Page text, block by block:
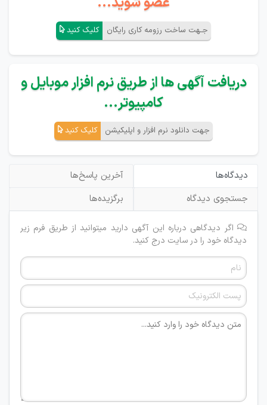
جـهت ساخت رزومه کاری رایگان کلیک کنید
دریافت آگهی ها از طریق نرم افزار موبایل و
کامپیوتر...
جهت دانلود نرم افزار و اپلیکیشن کلیک کنید
دیدگاه‌ها
آخرین پاسخ‌ها
جستجوی دیدگاه
برگزیده‌ها
اگر دیدگاهی درباره این آگهی دارید میتوانید از طریق فرم زیر
دیدگاه خود را در سایت درج کنید.